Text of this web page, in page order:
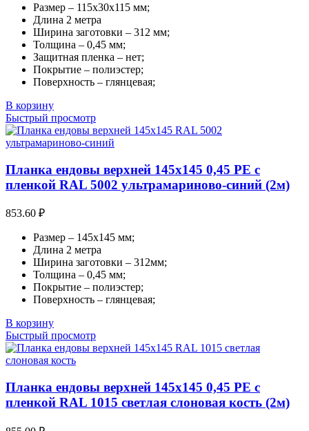
Размер – 115х30х115 мм;
Длина 2 метра
Ширина заготовки – 312 мм;
Толщина – 0,45 мм;
Защитная пленка – нет;
Покрытие – полиэстер;
Поверхность – глянцевая;
В корзину
Быстрый просмотр
Планка ендовы верхней 145х145 0,45 PE с
пленкой RAL 5002 ультрамариново-синий (2м)
853.60 ₽
Размер – 145х145 мм;
Длина 2 метра
Ширина заготовки – 312мм;
Толщина – 0,45 мм;
Покрытие – полиэстер;
Поверхность – глянцевая;
В корзину
Быстрый просмотр
Планка ендовы верхней 145х145 0,45 PE с
пленкой RAL 1015 светлая слоновая кость (2м)